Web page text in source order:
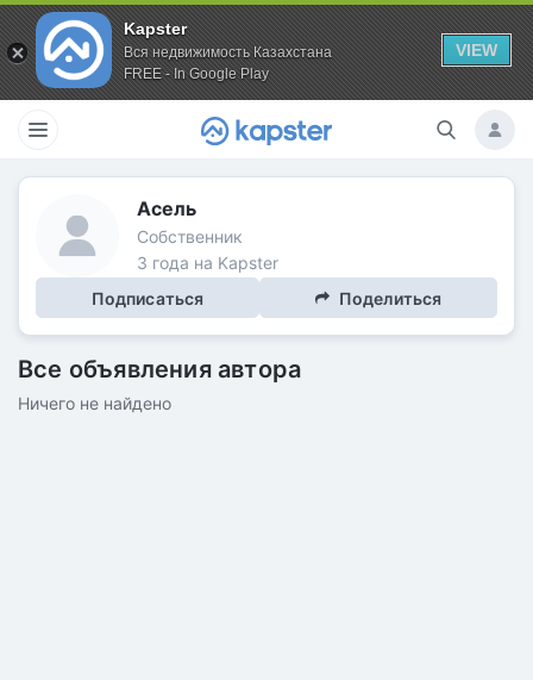
Kapster
Вся недвижимость Казахстана
FREE - In Google Play
VIEW
Асель
Собственник
3 года на Kapster
Подписаться
Поделиться
Все объявления автора
Ничего не найдено